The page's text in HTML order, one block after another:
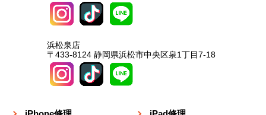
浜松泉店
〒433-8124 静岡県浜松市中央区泉1丁目7-18